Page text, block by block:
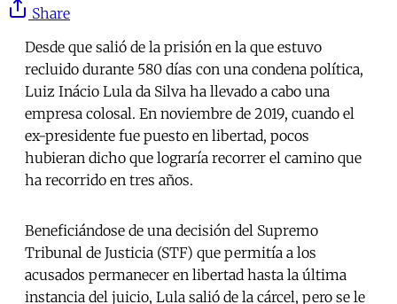
Share
Desde que salió de la prisión en la que estuvo
recluido durante 580 días con una condena política,
Luiz Inácio Lula da Silva ha llevado a cabo una
empresa colosal. En noviembre de 2019, cuando el
ex-presidente fue puesto en libertad, pocos
hubieran dicho que lograría recorrer el camino que
ha recorrido en tres años.
Beneficiándose de una decisión del Supremo
Tribunal de Justicia (STF) que permitía a los
acusados permanecer en libertad hasta la última
instancia del juicio, Lula salió de la cárcel, pero se le